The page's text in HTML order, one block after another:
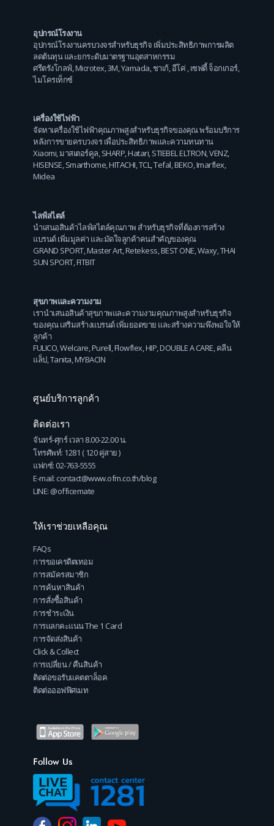
อุปกรณ์โรงงาน
อุปกรณ์โรงงานครบวงจรสำหรับธุรกิจ เพิ่มประสิทธิภาพการผลิต
ลดต้นทุน และยกระดับมาตรฐานอุตสาหกรรม
ศรีตรังโกลฟ์, Microtex 3M Yamada ชาเก้, อีโค่ เซฟตี้ จ็อกเกอร์,
ไมโครเท็กซ์
เครื่องใช้ไฟฟ้า
จัดหาเครื่องใช้ไฟฟ้าคุณภาพสูงสำหรับธุรกิจของคุณ พร้อมบริการ
หลังการขายครบวงจร เพื่อประสิทธิภาพและความทนทาน
Xiaomi,มาสเตอร์คูล,SHARP,Hatari,STIEBEL ELTRON,VENZ,
HISENSE,Smarthome,HITACHI,TCL,Tefal,BEKO,Imarflex,
Midea
ไลฟ์สไตล์
นำเสนอสินค้าไลฟ์สไตล์คุณภาพ สำหรับธุรกิจที่ต้องการสร้าง
แบรนด์ เพิ่มมูลค่า และมัดใจลูกค้าคนสำคัญของคุณ
GRAND SPORT,Master Art,Retekess,BEST ONE,Waxy,THAI
SUN SPORT,FITBIT
สุขภาพและความงาม
เรานำเสนอสินค้าสุขภาพและความงามคุณภาพสูงสำหรับธุรกิจ
ของคุณ เสริมสร้างแบรนด์ เพิ่มยอดขาย และสร้างความพึงพอใจให้
ลูกค้า
FULICO,Welcare,Purell,Flowflex,HIP,DOUBLE A CARE,คลีน
แล็ป,Tanita,MYBACIN
ศูนย์บริการลูกค้า
ติดต่อเรา
จันทร์-ศุกร์ เวลา 8.00-22.00 น.
โทรศัพท์: 1281 ( 120 คู่สาย )
แฟกซ์: 02-763-5555
E-mail: contact@www.ofm.co.th/blog
LINE: @officemate
ให้เราช่วยเหลือคุณ
FAQs
การขอเครดิตเทอม
การสมัครสมาชิก
การค้นหาสินค้า
การสั่งซื้อสินค้า
การชำระเงิน
การแลกคะแนน The 1 Card
การจัดส่งสินค้า
Click & Collect
การเปลี่ยน / คืนสินค้า
ติดต่อขอรับแคตตาล็อค
ติดต่อออฟฟิศเมท
Follow Us